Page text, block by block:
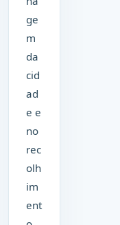
ge
m
da
cid
ad
e e
no
rec
olh
im
ent